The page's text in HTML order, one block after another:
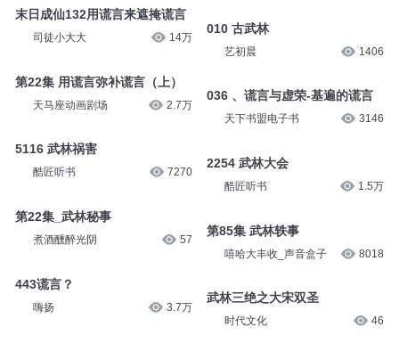
末日成仙132用谎言来遮掩谎言
司徒小大大 14万
第22集 用谎言弥补谎言（上）
天马座动画剧场 2.7万
5116 武林祸害
酷匠听书 7270
第22集_武林秘事
煮酒醺醉光阴 57
443谎言？
嗨扬 3.7万
010 古武林
艺初晨 1406
036 、谎言与虚荣-基遍的谎言
天下书盟电子书 3146
2254 武林大会
酷匠听书 1.5万
第85集 武林轶事
嘻哈大丰收_声音盒子 8018
武林三绝之大宋双圣
时代文化 46